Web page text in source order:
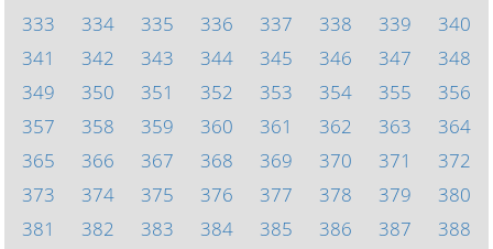
333
334 335 336 337 338 339
340
341
342 343 344 345 346 347
348
349
350 351 352 353 354 355
356
357
358 359 360 361 362 363
364
365
366 367 368 369 370 371
372
373
374 375 376 377 378 379
380
381
382 383 384 385 386 387
388